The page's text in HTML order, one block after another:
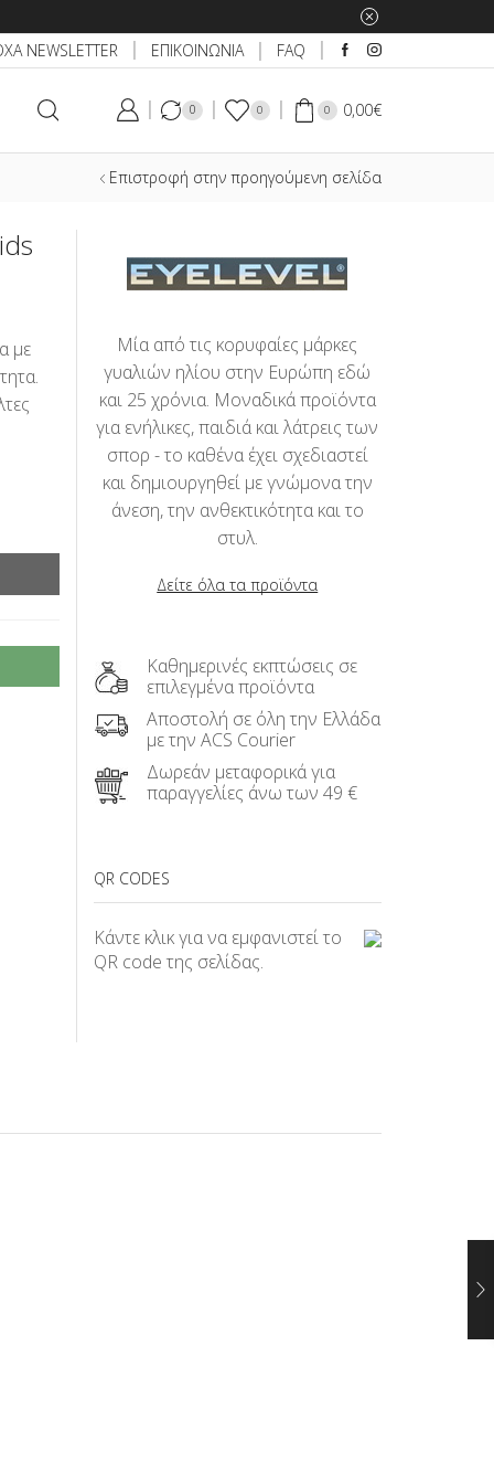
NEWSLETTER ΕΠΙΚΟΙΝΩΝΙΑ
FAQ
0 0 0 0,00€
Επιστροφή στην προηγούμενη σελίδα
με
Μία από τις κορυφαίες μάρκες
γυαλιών ηλίου στην Ευρώπη εδώ
και 25 χρόνια. Μοναδικά προϊόντα
για ενήλικες, παιδιά και λάτρεις των
σπορ - το καθένα έχει σχεδιαστεί
και δημιουργηθεί με γνώμονα την
άνεση, την ανθεκτικότητα και το
στυλ.
Δείτε όλα τα προϊόντα
Καθημερινές εκπτώσεις σε
επιλεγμένα προϊόντα
Αποστολή σε όλη την Ελλάδα
με την ACS Courier
Δωρεάν μεταφορικά για
παραγγελίες άνω των 49 €
QR CODES
Κάντε κλικ για να εμφανιστεί το
QR code της σελίδας.